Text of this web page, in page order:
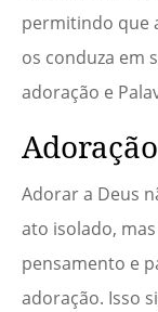
permitindo que
os conduza em
adoração e
Adorar a Deus
ato isolado,
pensamento e
adoração. Isso